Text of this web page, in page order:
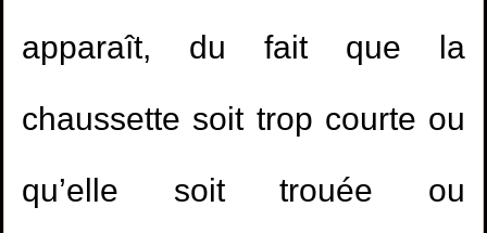
apparaît, du fait que la
chaussette soit trop courte ou
qu’elle soit trouée ou